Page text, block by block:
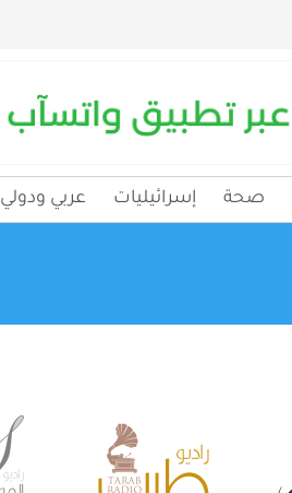
صحة إسرائيليات عربي ودولي